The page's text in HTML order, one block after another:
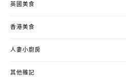
英國美食
香港美食
人妻小廚房
其他雜記